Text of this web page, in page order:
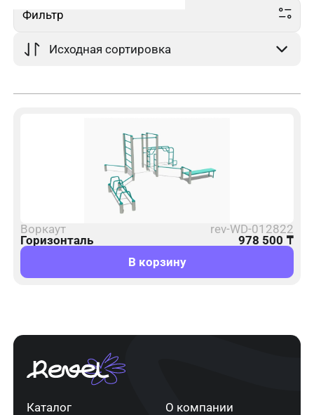
Фильтр
Воркаут
rev-WD-012822
Горизонталь
978 500 ₸
В корзину
Каталог О компании